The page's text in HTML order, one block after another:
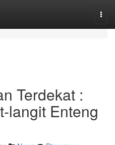
Terdekat :
langit Enteng